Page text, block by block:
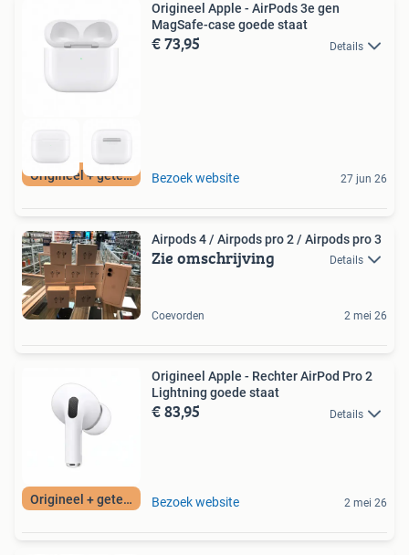
Origineel + getest
Origineel Apple - AirPods 3e gen
MagSafe-case goede staat
€ 73,95 Details
Bezoek website 27 jun 26
Airpods 4 / Airpods pro 2 / Airpods pro 3
Zie omschrijving Details
Coevorden 2 mei 26
Origineel + getest
Origineel Apple - Rechter AirPod Pro 2
Lightning goede staat
€ 83,95 Details
Bezoek website 2 mei 26